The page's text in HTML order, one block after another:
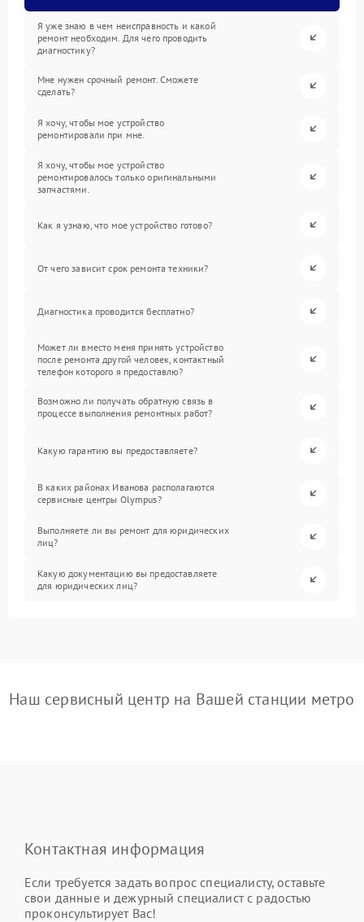
Я уже знаю в чем неисправность и какой
ремонт необходим. Для чего проводить
диагностику?
Мне нужен срочный ремонт. Сможете
сделать?
Я хочу, чтобы мое устройство
ремонтировали при мне.
Я хочу, чтобы мое устройство
ремонтировалось только оригинальными
запчастями.
Как я узнаю, что мое устройство готово?
От чего зависит срок ремонта техники?
Диагностика проводится бесплатно?
Может ли вместо меня принять устройство
после ремонта другой человек, контактный
телефон которого я предоставлю?
Возможно ли получать обратную связь в
процессе выполнения ремонтных работ?
Какую гарантию вы предоставляете?
В каких районах Иванова располагаются
сервисные центры Olympus?
Выполняете ли вы ремонт для юридических
лиц?
Какую документацию вы предоставляете
для юридических лиц?
Наш сервисный центр на Вашей станции метро
Контактная информация
Если требуется задать вопрос специалисту, оставьте
свои данные и дежурный специалист с радостью
проконсультирует Вас!